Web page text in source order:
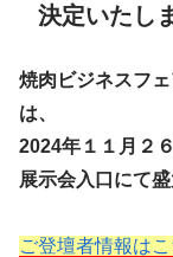
決定いたし
焼肉ビジネスフ
は、
2024年１１月２
展示会入口にて
ご登壇者情報は